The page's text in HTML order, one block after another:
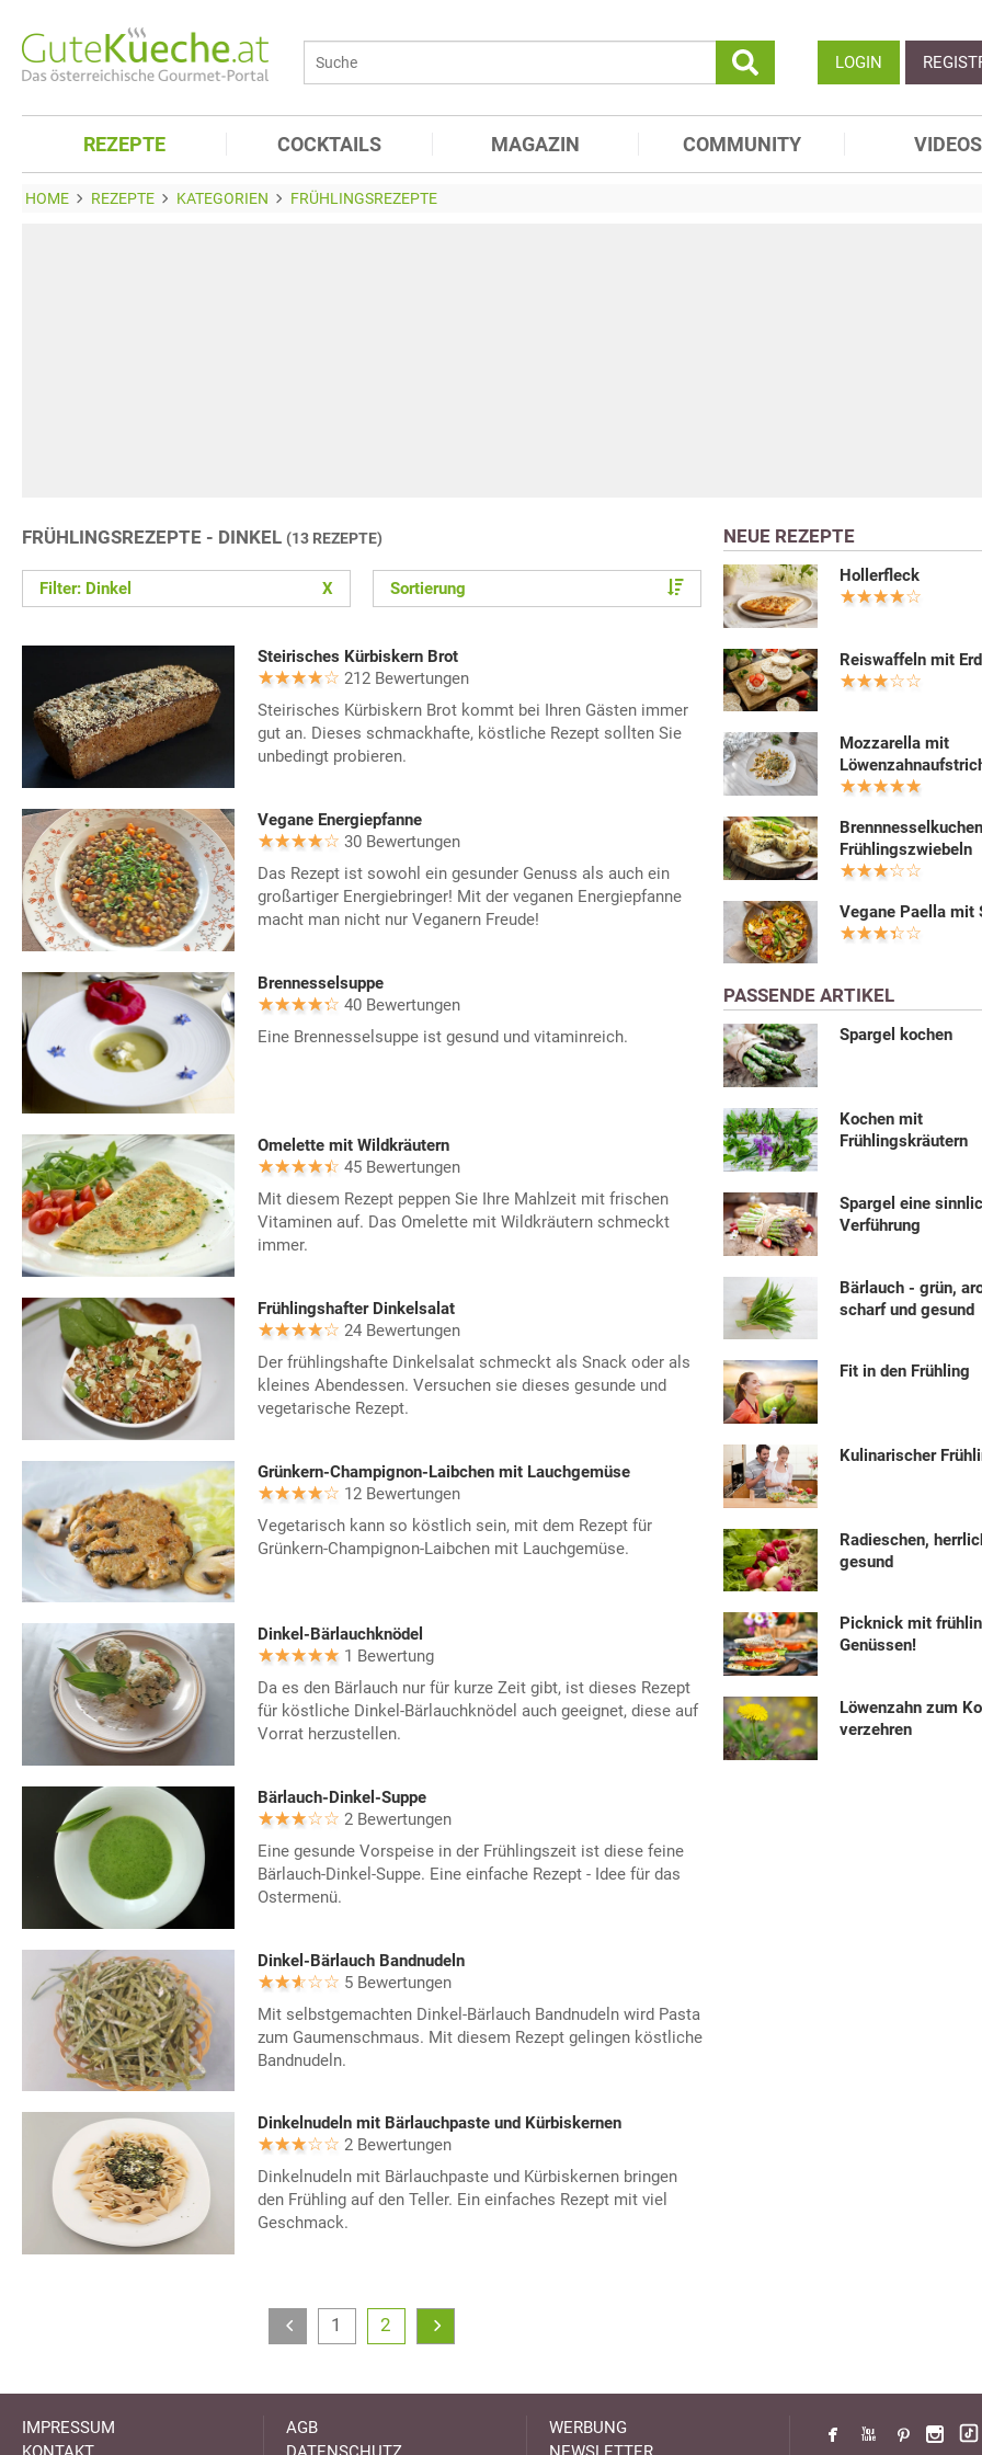
LOGIN
REZEPTE COCKTAILS MAGAZIN COMMUNITY VIDEOS
HOME REZEPTE KATEGORIEN FRÜHLINGSREZEPTE
FRÜHLINGSREZEPTE - DINKEL (13 REZEPTE)
Filter: Dinkel X Sortierung
Steirisches Kürbiskern Brot
212 Bewertungen
Steirisches Kürbiskern Brot kommt bei Ihren Gästen immer
gut an. Dieses schmackhafte, köstliche Rezept sollten Sie
unbedingt probieren.
Vegane Energiepfanne
30 Bewertungen
Das Rezept ist sowohl ein gesunder Genuss als auch ein
großartiger Energiebringer! Mit der veganen Energiepfanne
macht man nicht nur Veganern Freude!
Brennesselsuppe
40 Bewertungen
Eine Brennesselsuppe ist gesund und vitaminreich.
Omelette mit Wildkräutern
45 Bewertungen
Mit diesem Rezept peppen Sie Ihre Mahlzeit mit frischen
Vitaminen auf. Das Omelette mit Wildkräutern schmeckt
immer.
Frühlingshafter Dinkelsalat
24 Bewertungen
Der frühlingshafte Dinkelsalat schmeckt als Snack oder als
kleines Abendessen. Versuchen sie dieses gesunde und
vegetarische Rezept.
Grünkern-Champignon-Laibchen mit Lauchgemüse
12 Bewertungen
Vegetarisch kann so köstlich sein, mit dem Rezept für
Grünkern-Champignon-Laibchen mit Lauchgemüse.
Dinkel-Bärlauchknödel
1 Bewertung
Da es den Bärlauch nur für kurze Zeit gibt, ist dieses Rezept
für köstliche Dinkel-Bärlauchknödel auch geeignet, diese auf
Vorrat herzustellen.
Bärlauch-Dinkel-Suppe
2 Bewertungen
Eine gesunde Vorspeise in der Frühlingszeit ist diese feine
Bärlauch-Dinkel-Suppe. Eine einfache Rezept - Idee für das
Ostermenü.
Dinkel-Bärlauch Bandnudeln
5 Bewertungen
Mit selbstgemachten Dinkel-Bärlauch Bandnudeln wird Pasta
zum Gaumenschmaus. Mit diesem Rezept gelingen köstliche
Bandnudeln.
Dinkelnudeln mit Bärlauchpaste und Kürbiskernen
2 Bewertungen
Dinkelnudeln mit Bärlauchpaste und Kürbiskernen bringen
den Frühling auf den Teller. Ein einfaches Rezept mit viel
Geschmack.
1 2
NEUE REZEPTE
Hollerfleck
Reiswaffeln mit
Mozzarella mit
Frühlingszwiebeln
Vegane Paella mit
PASSENDE ARTIKEL
Spargel kochen
Kochen mit
Frühlingskräutern
Spargel eine
Verführung
Bärlauch - grün,
scharf und gesund
Fit in den Frühling
Kulinarischer
Radieschen,
gesund
Picknick mit
Genüssen!
Löwenzahn zum
verzehren
IMPRESSUM
AGB
WERBUNG